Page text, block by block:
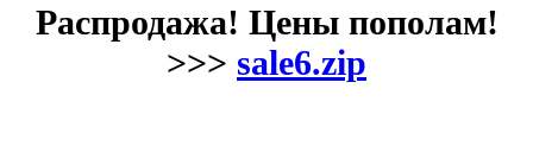
Распродажа! Цены пополам!
>>> sale6.zip